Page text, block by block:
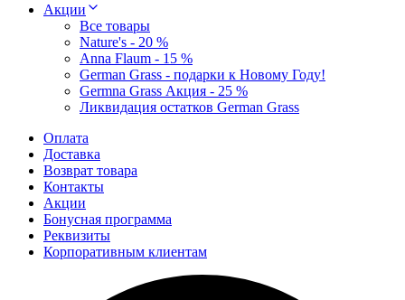
Акции
Все товары
Nature's - 20 %
Anna Flaum - 15 %
German Grass - подарки к Новому Году!
Germna Grass Акция - 25 %
Ликвидация остатков German Grass
Оплата
Доставка
Возврат товара
Контакты
Акции
Бонусная программа
Реквизиты
Корпоративным клиентам